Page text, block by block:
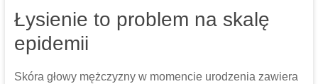
Łysienie to problem na skalę
epidemii
Skóra głowy mężczyzny w momencie urodzenia zawiera